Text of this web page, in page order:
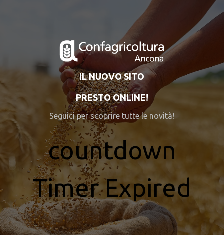
IL NUOVO SITO
PRESTO ONLINE!
Seguici per scoprire tutte le novità!
countdown
Timer Expired